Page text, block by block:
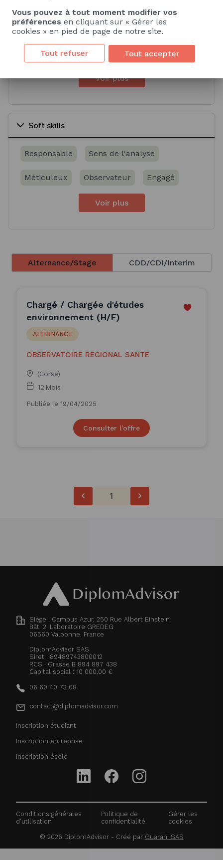
Chimie organique Biochimie
Biologie moléculaire
Voir plus
Soft skills
Responsable Sens de l'analyse
Méticuleux Observateur Engagé
Voir plus
Alternance/Stage CDD/CDI/Interim
Chargé / Chargée d'études
environnement (H/F)
ALTERNANCE
OBSERVATOIRE REGIONAL SANTE
(Corse)
12 Mois
Publiée le 19/04/2025
Consulter l'offre
1
Siège : Campus Azur, 250 Rue Albert Einstein
Bât. 2. Laboratoire GREDEG
06560 Valbonne, France
DiplomAdvisor SAS
Siret : 89489743800012
RCS : Grasse B 894 897 438
Capital social : 10 000,00 €
06 60 40 73 08
contact@diplomadvisor.com
Inscription étudiant
Inscription entreprise
Inscription école
Conditions générales
d'utilisation
Politique de
confidentialité
Gérer les
cookies
© 2026 DiplomAdvisor - Créé par Guarani SAS
Vous pouvez à tout moment modifier vos
préférences en cliquant sur « Gérer les
cookies » en pied de page de notre site.
Tout refuser Tout accepter